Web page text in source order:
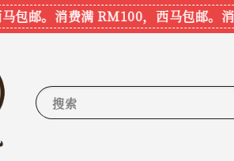
邮。消费满 RM100，西马包邮。消
搜索